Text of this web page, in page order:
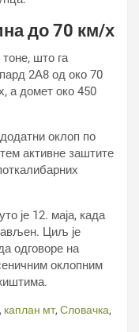
до 70 км/х
што га
2А8 од око 70
а домет око 450
оклоп по
активне заштите
је 12. маја, када
Циљ је
одговоре на
оклопним
, каплан мт, Словачка,